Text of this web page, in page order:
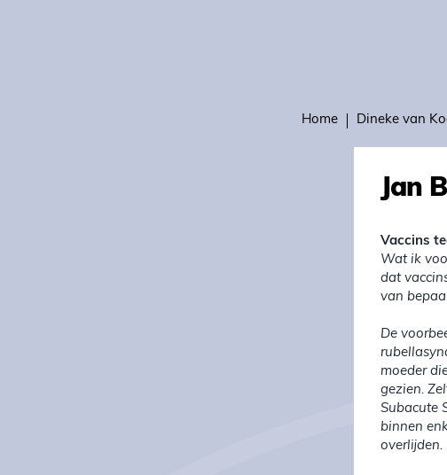
Home Dineke van
Jan
Vaccins
Wat ik
dat
van
De
moeder
gezien.
Subacute
binnen
overlijden.